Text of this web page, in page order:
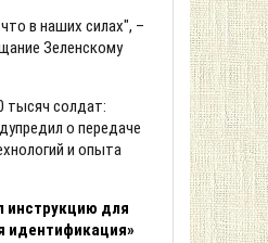
в наших силах", –
Зеленскому
тысяч солдат:
о передаче
и опыта
инструкцию для
идентификация»